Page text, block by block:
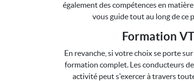
également des compétences en
vous guide tout au long de ce
Formation
En revanche, si votre choix se porte
formation complet. Les conducteurs
activité peut s'exercer à travers